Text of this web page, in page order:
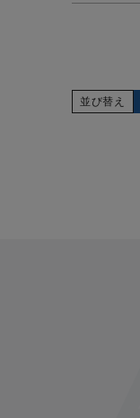
並び替え